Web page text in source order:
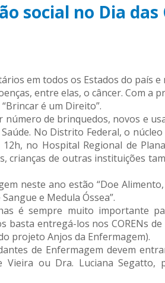
social no Dia das
em todos os Estados do país
entre elas, o câncer. Com a
é um Direito”.
de brinquedos, novos e
No Distrito Federal, o núcleo
no Hospital Regional de
crianças de outras instituições
neste ano estão “Doe
e Medula Óssea”.
é sempre muito importante
basta entregá-los nos CORENs de
projeto Anjos da Enfermagem).
de Enfermagem devem
ou Dra. Luciana Segatto,